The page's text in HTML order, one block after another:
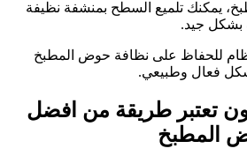
يمكنك تلميع السطح بمنشفة نظيفة
جيد.
للحفاظ على نظافة حوض المطبخ
فعال وطبيعي.
تعتبر طريقة من افضل